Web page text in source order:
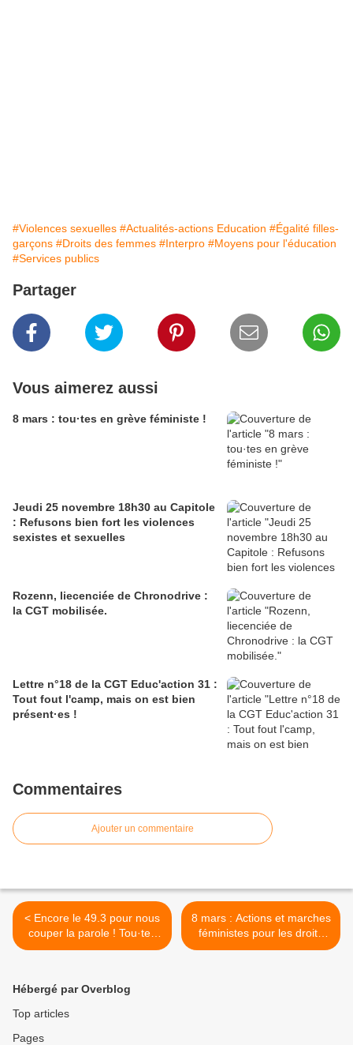
#Violences sexuelles #Actualités-actions Education #Égalité filles-
garçons #Droits des femmes #Interpro #Moyens pour l'éducation
#Services publics
Partager
Vous aimerez aussi
8 mars : tou·tes en grève féministe !
Jeudi 25 novembre 18h30 au Capitole
: Refusons bien fort les violences
sexistes et sexuelles
Rozenn, liecenciée de Chronodrive :
la CGT mobilisée.
Lettre n°18 de la CGT Educ'action 31 :
Tout fout l'camp, mais on est bien
présent·es !
Commentaires
Ajouter un commentaire
< Encore le 49.3 pour nous
couper la parole ! Tou·tes
lundi 2 mars 17h30 devant
8 mars : Actions et marches
féministes pour les droits
des femmes et contre la
Hébergé par Overblog
Top articles
Pages